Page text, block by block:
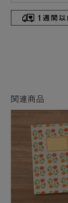
関連商品